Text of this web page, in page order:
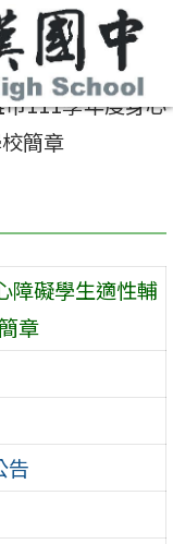
111學年度身心
簡章
障礙學生適性輔
章
告